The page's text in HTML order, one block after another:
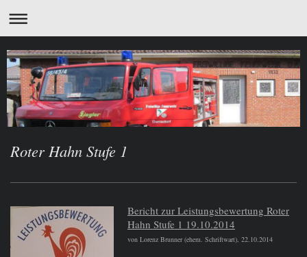
Roter Hahn Stufe 1
Bericht zur Leistungsbewertung Roter
Hahn Stufe 1 19.10.2014
von Lorenz Brunner (ehem. Schriftwart), 22.10.2014